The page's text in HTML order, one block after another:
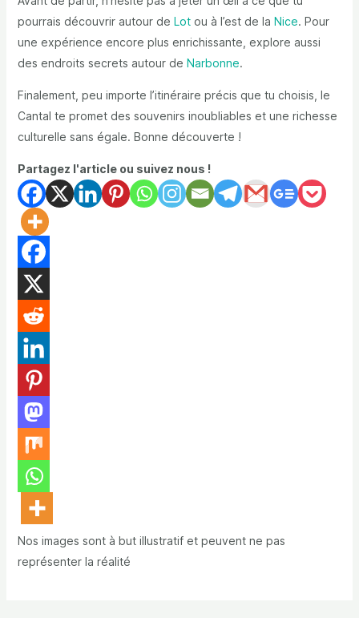
pourrais découvrir autour de Lotou à l’est de la Nice. Pour
une expérience encore plus enrichissante, explore aussi
des endroits secrets autour de Narbonne.
Finalement, peu importe l’itinéraire précis que tu choisis, le
Cantal te promet des souvenirs inoubliables et une richesse
culturelle sans égale. Bonne découverte !
Partagez l'article ou suivez nous !
Nos images sont à but illustratif et peuvent ne pas
représenter la réalité